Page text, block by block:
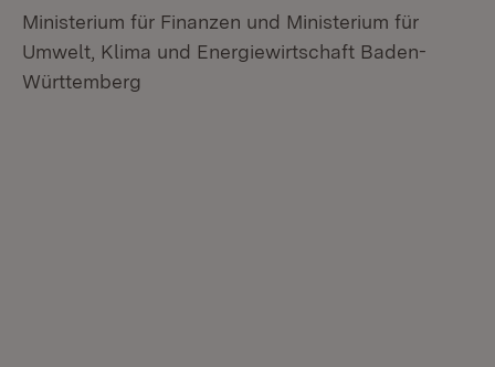
Ministerium für Finanzen und Ministerium für
Umwelt, Klima und Energiewirtschaft Baden-
Württemberg